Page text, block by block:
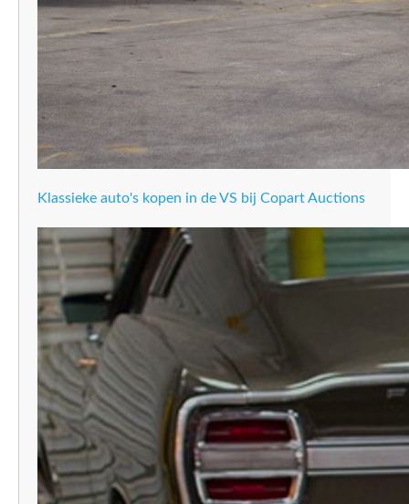
Klassieke auto's kopen in de VS bij Copart Auctions